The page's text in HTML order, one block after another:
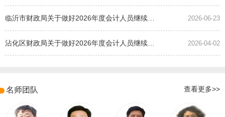
临沂市财政局关于做好2026年度会计人员继续教育有关工作的通知 2026-06-23
2026-04-02
名师团队 查看更多>>